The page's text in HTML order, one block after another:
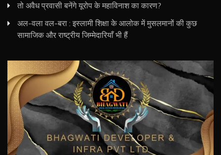
तो अवैध प्रवासी बनेंगे यूरोप के महाविनाश का कारण?
अल-वला वल-बरा : इस्लामी शिक्षा के आलोक में मुसलमानों की कुछ
सामाजिक और राष्ट्रीय जिम्मेदारियाँ भी हैं